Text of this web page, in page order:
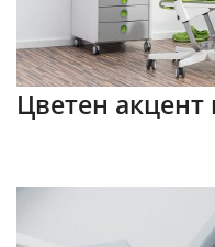
Цветен акцент